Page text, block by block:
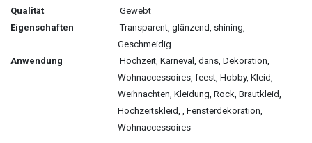
Qualität
Gewebt
Eigenschaften
Transparent, glänzend, shining,
Geschmeidig
Anwendung
Hochzeit, Karneval, dans, Dekoration,
Wohnaccessoires, feest, Hobby, Kleid,
Weihnachten, Kleidung, Rock, Brautkleid,
Hochzeitskleid, , Fensterdekoration,
Wohnaccessoires